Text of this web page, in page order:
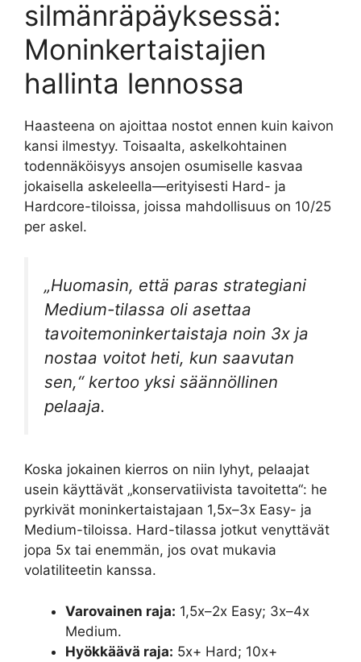
silmänräpäyksessä:
Moninkertaistajien
hallinta lennossa
Haasteena on ajoittaa nostot ennen kuin kaivon
kansi ilmestyy. Toisaalta, askelkohtainen
todennäköisyys ansojen osumiselle kasvaa
jokaisella askeleella—erityisesti Hard- ja
Hardcore-tiloissa, joissa mahdollisuus on 10/25
per askel.
„Huomasin, että paras strategiani
Medium-tilassa oli asettaa
tavoitemoninkertaistaja noin 3x ja
nostaa voitot heti, kun saavutan
sen,“ kertoo yksi säännöllinen
pelaaja.
Koska jokainen kierros on niin lyhyt, pelaajat
usein käyttävät „konservatiivista tavoitetta“: he
pyrkivät moninkertaistajaan 1,5x–3x Easy- ja
Medium-tiloissa. Hard-tilassa jotkut venyttävät
jopa 5x tai enemmän, jos ovat mukavia
volatiliteetin kanssa.
Varovainen raja: 1,5x–2x Easy; 3x–4x
Medium.
Hyökkäävä raja: 5x+ Hard; 10x+